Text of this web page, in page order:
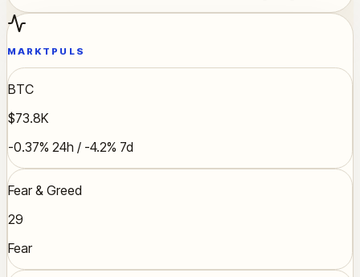
MARKTPULS
BTC
$73.8K
-0.37% 24h / -4.2% 7d
Fear & Greed
29
Fear